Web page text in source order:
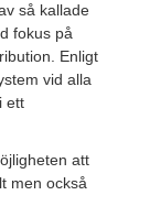
så kallade
fokus på
Enligt
vid alla
ett
att
men också